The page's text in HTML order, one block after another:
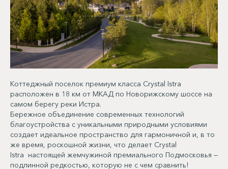
Коттеджный поселок премиум класса Crystal Istra
расположен в 18 км от МКАД по Новорижскому шоссе на
самом берегу реки Истра.
Бережное объединение современных технологий
благоустройства с уникальными природными условиями
создает идеальное пространство для гармоничной и, в то
же время, роскошной жизни, что делает Crystal
Istra настоящей жемчужиной премиального Подмосковья —
подлинной редкостью, которую не с чем сравнить!